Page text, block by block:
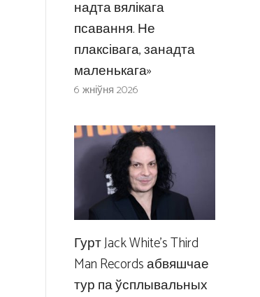
надта вялікага
псавання. Не
плаксівага, занадта
маленькага»
6 жніўня 2026
Гурт Jack White’s Third
Man Records абвяшчае
тур па ўсплывальных